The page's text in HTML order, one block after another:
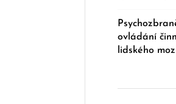
ovládání
lidského